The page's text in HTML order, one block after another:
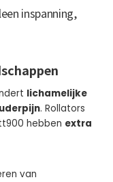
inspanning,
lichamelijke
. Rollators
hebben extra
van